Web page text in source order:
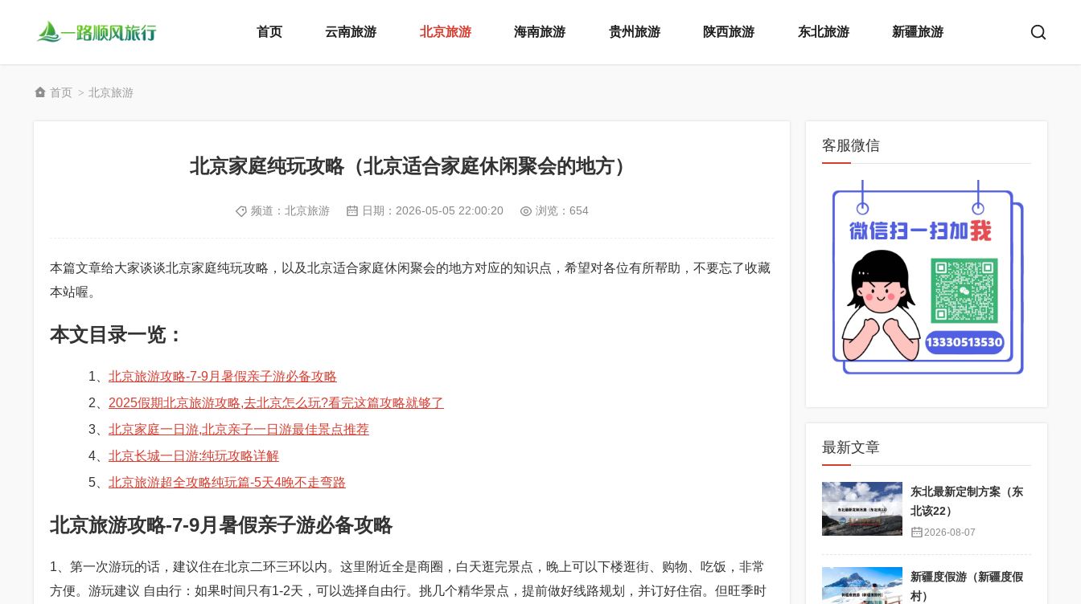
首页 云南旅游 北京旅游 海南旅游 贵州旅游 陕西旅游 东北旅游 新疆旅游
首页 > 北京旅游
北京家庭纯玩攻略（北京适合家庭休闲聚会的地方）
频道： 北京旅游 日期： 2026-05-05 22:00:20 浏览：654
本篇文章给大家谈谈北京家庭纯玩攻略，以及北京适合家庭休闲聚会的地方对应的知识点，希望对各位有所帮助，不要忘了收藏
本站喔。
本文目录一览：
1、 北京旅游攻略-7-9月暑假亲子游必备攻略
2、 2025假期北京旅游攻略,去北京怎么玩?看完这篇攻略就够了
3、 北京家庭一日游,北京亲子一日游最佳景点推荐
4、 北京长城一日游:纯玩攻略详解
5、 北京旅游超全攻略纯玩篇-5天4晚不走弯路
北京旅游攻略-7-9月暑假亲子游必备攻略
1、第一次游玩的话，建议住在北京二环三环以内。这里附近全是商圈，白天逛完景点，晚上可以下楼逛街、购物、吃饭，非常
方便。游玩建议 自由行：如果时间只有1-2天，可以选择自由行。挑几个精华景点，提前做好线路规划，并订好住宿。但旺季时
客服微信
最新文章
东北最新定制方案（东
北该22）
2026-08-07
新疆度假游（新疆度假
村）